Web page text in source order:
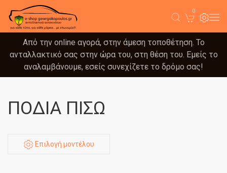
0
Από την online αγορά, στην άμεση τοποθέτηση. Το
ανταλλακτικό σας στην ώρα του, στη θέση του. Εμείς το
αναλαμβάνουμε, εσείς συνεχίζετε το δρόμο σας!
ΠΟΔΙΑ ΠΙΣΩ
Επιλογή μοντέλου